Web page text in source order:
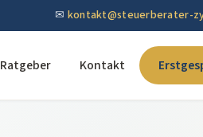
✉ kontakt@steuerberater-
Ratgeber Kontakt